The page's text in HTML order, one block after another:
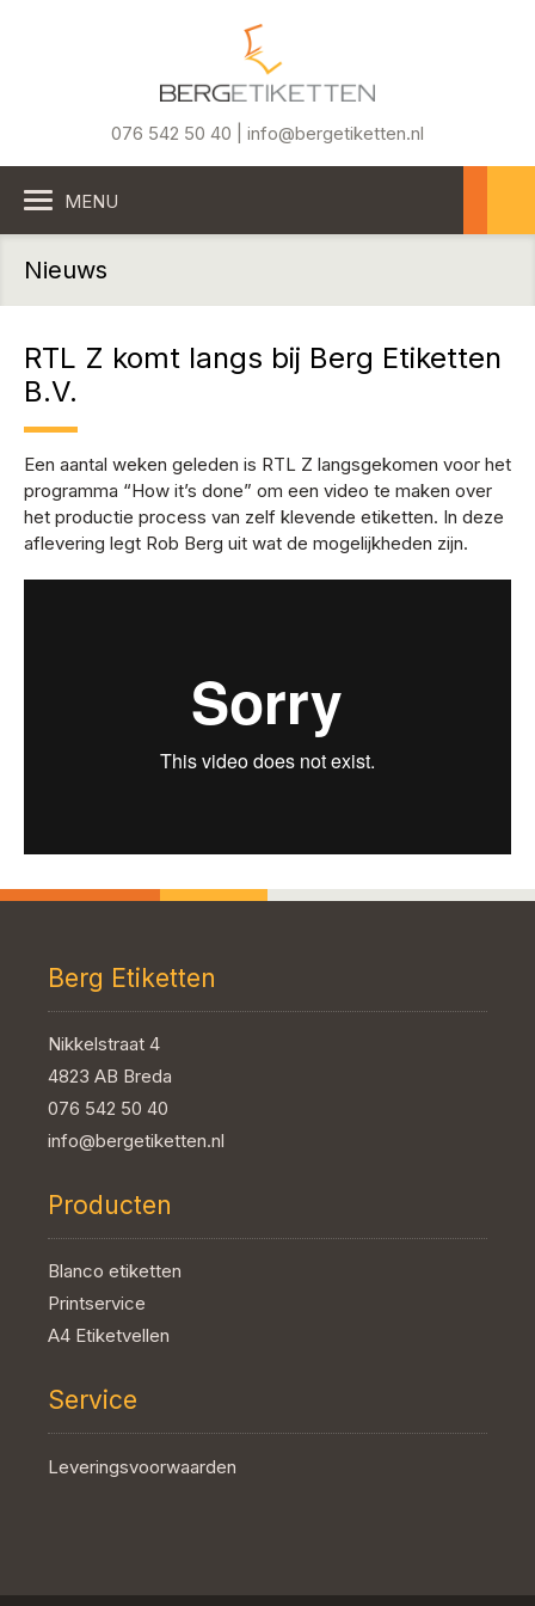
076 542 50 40 | info@bergetiketten.nl
MENU
Nieuws
RTL Z komt langs bij Berg Etiketten
B.V.
Een aantal weken geleden is RTL Z langsgekomen voor het
programma “How it’s done” om een video te maken over
het productie process van zelf klevende etiketten. In deze
aflevering legt Rob Berg uit wat de mogelijkheden zijn.
Berg Etiketten
Nikkelstraat 4
4823 AB Breda
076 542 50 40
info@bergetiketten.nl
Producten
Blanco etiketten
Printservice
A4 Etiketvellen
Service
Leveringsvoorwaarden